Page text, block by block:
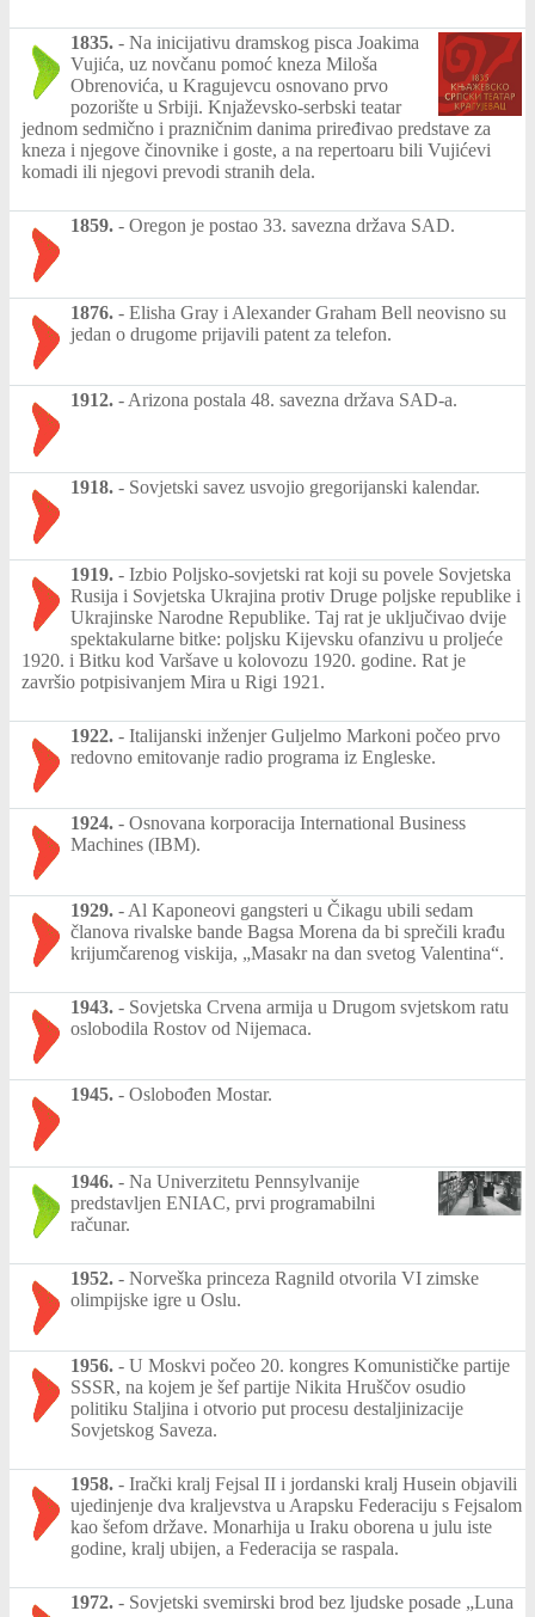
1835. - Na inicijativu dramskog pisca Joakima
Vujića, uz novčanu pomoć kneza Miloša
Obrenovića, u Kragujevcu osnovano prvo
pozorište u Srbiji. Knjaževsko-serbski teatar
jednom sedmično i prazničnim danima priređivao predstave za
kneza i njegove činovnike i goste, a na repertoaru bili Vujićevi
komadi ili njegovi prevodi stranih dela.
1859. - Oregon je postao 33. savezna država SAD.
1876. - Elisha Gray i Alexander Graham Bell neovisno su
jedan o drugome prijavili patent za telefon.
1912. - Arizona postala 48. savezna država SAD-a.
1918. - Sovjetski savez usvojio gregorijanski kalendar.
1919. - Izbio Poljsko-sovjetski rat koji su povele Sovjetska
Rusija i Sovjetska Ukrajina protiv Druge poljske republike i
Ukrajinske Narodne Republike. Taj rat je uključivao dvije
spektakularne bitke: poljsku Kijevsku ofanzivu u proljeće
1920. i Bitku kod Varšave u kolovozu 1920. godine. Rat je
završio potpisivanjem Mira u Rigi 1921.
1922. - Italijanski inženjer Guljelmo Markoni počeo prvo
redovno emitovanje radio programa iz Engleske.
1924. - Osnovana korporacija International Business
Machines (IBM).
1929. - Al Kaponeovi gangsteri u Čikagu ubili sedam
članova rivalske bande Bagsa Morena da bi sprečili krađu
krijumčarenog viskija, „Masakr na dan svetog Valentina“.
1943. - Sovjetska Crvena armija u Drugom svjetskom ratu
oslobodila Rostov od Nijemaca.
1945. - Oslobođen Mostar.
1946. - Na Univerzitetu Pennsylvanije
predstavljen ENIAC, prvi programabilni
računar.
1952. - Norveška princeza Ragnild otvorila VI zimske
olimpijske igre u Oslu.
1956. - U Moskvi počeo 20. kongres Komunističke partije
SSSR, na kojem je šef partije Nikita Hruščov osudio
politiku Staljina i otvorio put procesu destaljinizacije
Sovjetskog Saveza.
1958. - Irački kralj Fejsal II i jordanski kralj Husein objavili
ujedinjenje dva kraljevstva u Arapsku Federaciju s Fejsalom
kao šefom države. Monarhija u Iraku oborena u julu iste
godine, kralj ubijen, a Federacija se raspala.
1972. - Sovjetski svemirski brod bez ljudske posade „Luna